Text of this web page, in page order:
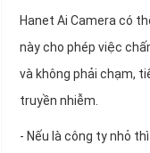
Hanet Ai Camera có
này cho phép việc
và không phải chạm,
truyền nhiễm.
- Nếu là công ty nhỏ